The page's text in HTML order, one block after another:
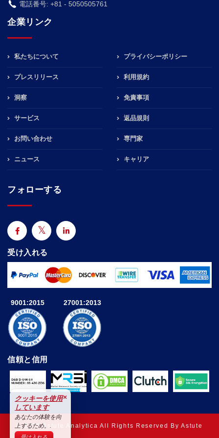
電話番号: +81 - 5050505761
企業リンク
私たちについて
プレスリリース
洞察
サービス
お問い合わせ
ニュース
プライバシーポリシー
利用規約
免責事項
返品規則
専門家
キャリア
フォローする
受け入れる
9001:2015 27001:2013
信頼と信用
© 2025 Astute Analytica All Rights Reserved By Astute
クッキーを使用
しています
×
あなたの体験を向
上するため。.